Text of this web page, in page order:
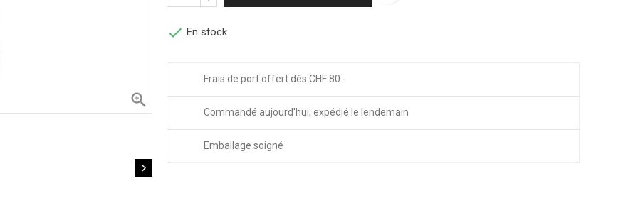


 En stock
Frais de port offert dès CHF 80.-
Commandé aujourd'hui, expédié le lendemain
Emballage soigné